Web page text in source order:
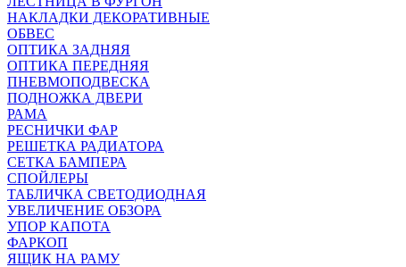
НАКЛАДКИ ДЕКОРАТИВНЫЕ
ОБВЕС
ОПТИКА ЗАДНЯЯ
ОПТИКА ПЕРЕДНЯЯ
ПНЕВМОПОДВЕСКА
ПОДНОЖКА ДВЕРИ
РАМА
РЕСНИЧКИ ФАР
РЕШЕТКА РАДИАТОРА
СЕТКА БАМПЕРА
СПОЙЛЕРЫ
ТАБЛИЧКА СВЕТОДИОДНАЯ
УВЕЛИЧЕНИЕ ОБЗОРА
УПОР КАПОТА
ФАРКОП
ЯЩИК НА РАМУ